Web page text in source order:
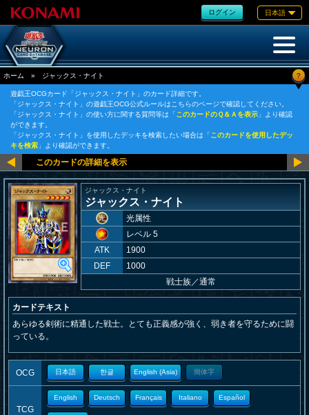
ログイン 日本語
ホーム » ジャックス・ナイト ?
遊戯王OCGカード「ジャックス・ナイト」のカード詳細です。
「ジャックス・ナイト」の遊戯王OCG公式ルールはこちらのページで確認してください。
「ジャックス・ナイト」の使い方に関する質問等は「このカードのＱ＆Ａを表示 」より確認
ができます。
「ジャックス・ナイト」を使用したデッキを検索したい場合は「このカードを使用したデッ
キを検索 」より確認ができます。
ジャックス・ナイト
ジャックス・ナイト
光属性
レベル 5
ATK
1900
DEF
1000
戦士族／通常
カードテキスト
あらゆる剣術に精通した戦士。とても正義感が強く、弱き者を守るために闘
っている。
OCG 日本語 한글 English (Asia) 簡体字
TCG
English Deutsch Français Italiano Español